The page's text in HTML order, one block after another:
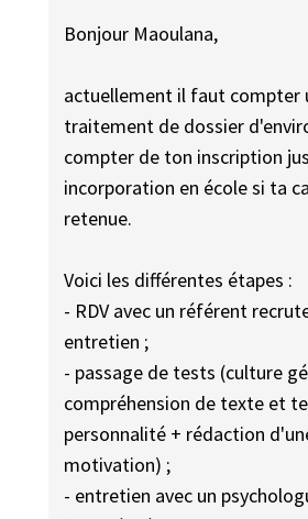
Bonjour Maoulana,
actuellement il faut compter
traitement de dossier
compter de ton inscription
incorporation en école si ta
retenue.
Voici les différentes étapes :
- RDV avec un référent
entretien ;
- passage de tests (culture
compréhension de texte et
personnalité + rédaction
motivation) ;
- entretien avec un